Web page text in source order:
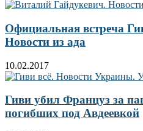
Официальная встреча
Новости из ада
10.02.2017
Гиви убил Француз за
погибших под Авдеевкой